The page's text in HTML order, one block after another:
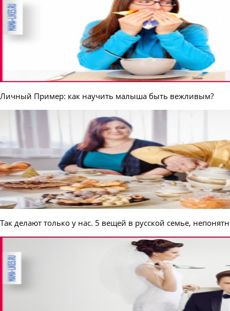
Личный Пример: как научить малыша быть вежливым?
Так делают только у нас. 5 вещей в русской семье,